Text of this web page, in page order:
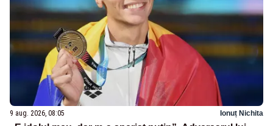
9 aug. 2026, 08:05 Ionuț Nichita